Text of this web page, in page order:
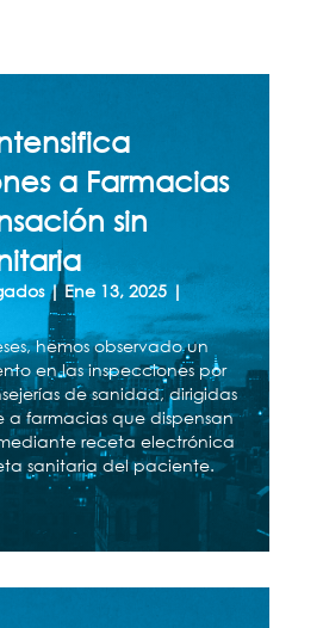
a Farmacias
sin
|Ene 13, 2025|
hemos observado un
en las inspecciones por
de sanidad, dirigidas
a farmacias que dispensan
receta electrónica
sanitaria del paciente.